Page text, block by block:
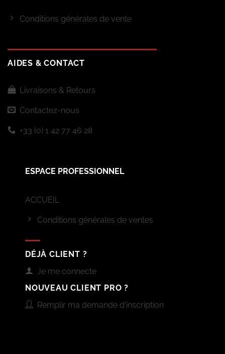
Conditions générales de vente
AIDES & CONTACT
Livraisons & Retours
Contactez-nous
+33 (0) 1 42 77 46 28
ESPACE PROFESSIONNEL
ACCUEIL
Conditions générales de ventes
DÉJÀ CLIENT ?
Je me connecte
NOUVEAU CLIENT PRO ?
Remplir ma demande d'inscription